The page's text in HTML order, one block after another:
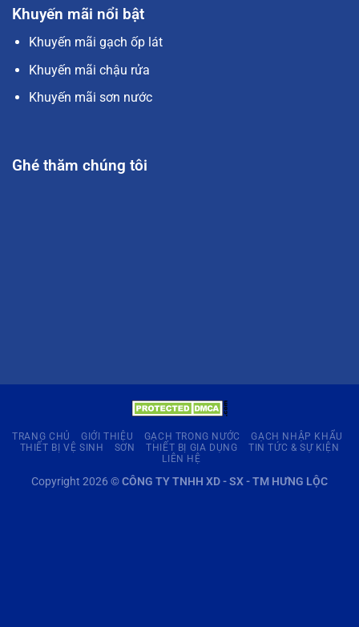
Khuyến mãi nổi bật
Khuyến mãi gạch ốp lát
Khuyến mãi chậu rửa
Khuyến mãi sơn nước
Ghé thăm chúng tôi
TRANG CHỦ GIỚI THIỆU GẠCH TRONG NƯỚC
GẠCH NHẬP KHẨU
THIẾT BỊ VỆ SINH
SƠN THIẾT BỊ GIA DỤNG
TIN TỨC & SỰ KIỆN
LIÊN HỆ
Copyright 2026 ©CÔNG TY TNHH XD - SX - TM HƯNG LỘC